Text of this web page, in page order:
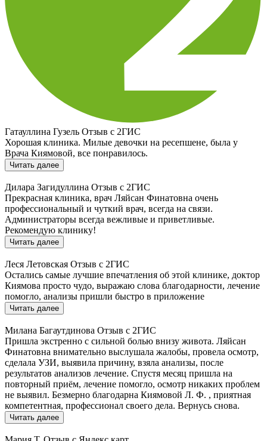
Гатауллина Гузель Отзыв с 2ГИС
Хорошая клиника. Милые девочки на ресепшене, была у
Врача Киямовой, все понравилось.
Читать далее
Дилара Загидуллина Отзыв с 2ГИС
Прекрасная клиника, врач Ляйсан Финатовна очень
профессиональный и чуткий врач, всегда на связи.
Администраторы всегда вежливые и приветливые.
Рекомендую клинику!
Читать далее
Леся Летовская Отзыв с 2ГИС
Остались самые лучшие впечатления об этой клинике, доктор
Киямова просто чудо, выражаю слова благодарности, лечение
помогло, анализы пришли быстро в приложение
Читать далее
Милана Багаутдинова Отзыв с 2ГИС
Пришла экстренно с сильной болью внизу живота. Ляйсан
Финатовна внимательно выслушала жалобы, провела осмотр,
сделала УЗИ, выявила причину, взяла анализы, после
результатов анализов лечение. Спустя месяц пришла на
повторный приём, лечение помогло, осмотр никаких проблем
не выявил. Безмерно благодарна Киямовой Л. Ф. , приятная
компетентная, профессионал своего дела. Вернусь снова.
Читать далее